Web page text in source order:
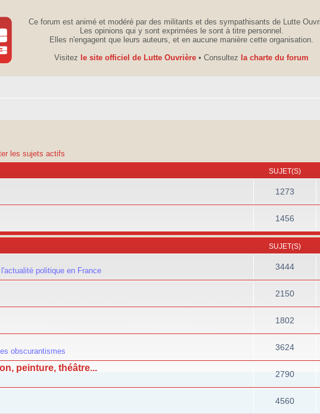
Ce forum est animé et modéré par des militants et des sympathisants de Lutte
Les opinions qui y sont exprimées le sont à titre personnel.
Elles n'engagent que leurs auteurs, et en aucune manière cette organisation.
Visitez le site officiel de Lutte Ouvrière • Consultez la charte du forum
les sujets actifs
SUJET(S)
1273
1456
SUJET(S)
politique en France 3444
2150
1802
obscurantismes 3624
peinture, théâtre...
2790
4560